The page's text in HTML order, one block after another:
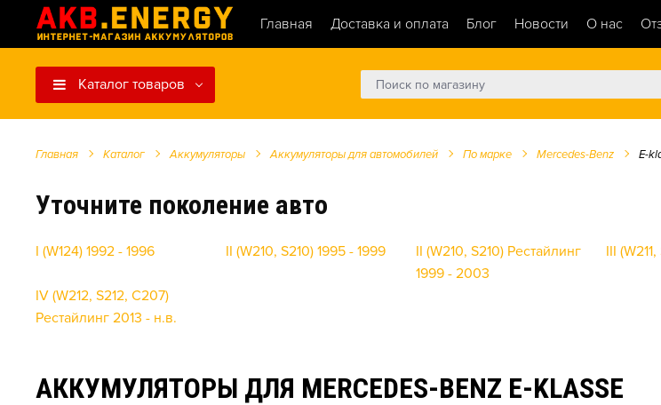
Главная Доставка и оплата Блог Новости О нас
Каталог товаров
Главная Каталог Аккумуляторы Аккумуляторы для автомобилей По марке Mercedes-Benz E-
Уточните поколение авто
I (W124) 1992 - 1996 II (W210, S210) 1995 - 1999
II (W210, S210) Рестайлинг
1999 - 2003
III
IV (W212, S212, C207)
Рестайлинг 2013 - н.в.
АККУМУЛЯТОРЫ ДЛЯ MERCEDES-BENZ E-KLASSE